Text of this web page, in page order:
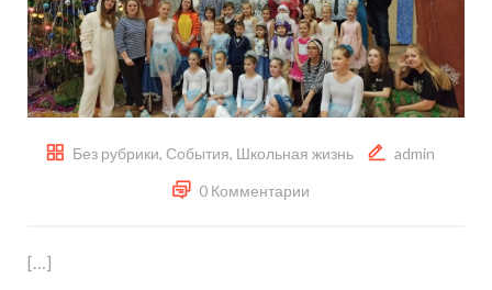
Без рубрики, События, Школьная жизнь
admin
0 Комментарии
[…]